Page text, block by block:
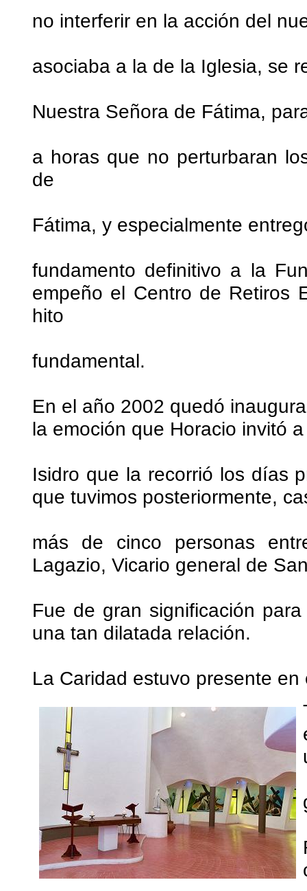
no interferir en la acción del
asociaba a la de la Iglesia, se
Nuestra Señora de Fátima,
a horas que no perturbaran
de
Fátima, y especialmente
fundamento definitivo a la
empeño el Centro de Retiros
hito
fundamental.
En el año 2002 quedó
la emoción que Horacio invitó
Isidro que la recorrió los días
que tuvimos posteriormente,
más de cinco personas
Lagazio, Vicario general de
Fue de gran significación
una tan dilatada relación.
La Caridad estuvo presente en